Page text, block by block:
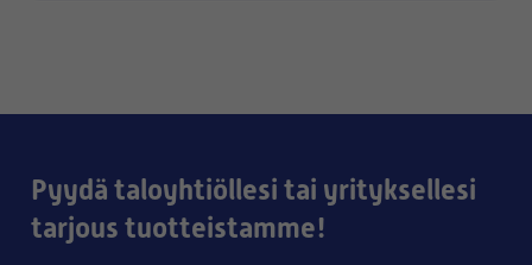
Pyydä taloyhtiöllesi tai yrityksellesi
tarjous tuotteistamme!